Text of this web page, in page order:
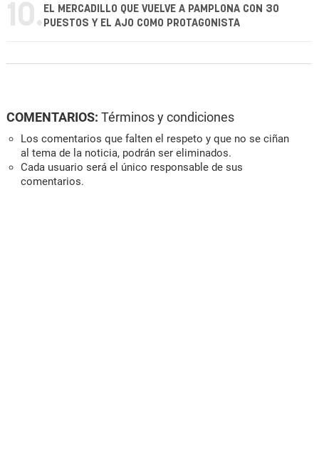
10. EL MERCADILLO QUE VUELVE A PAMPLONA CON 30
PUESTOS Y EL AJO COMO PROTAGONISTA
COMENTARIOS: Términos y condiciones
Los comentarios que falten el respeto y que no se ciñan
al tema de la noticia, podrán ser eliminados.
Cada usuario será el único responsable de sus
comentarios.